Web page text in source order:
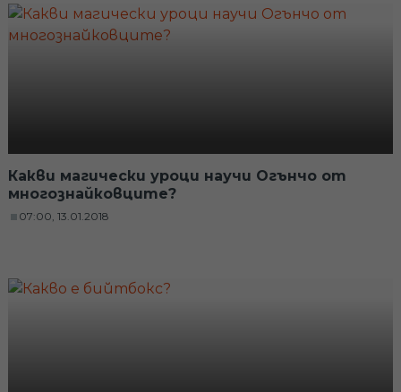
Какви магически уроци научи Огънчо от
многознайковците?
07:00, 13.01.2018